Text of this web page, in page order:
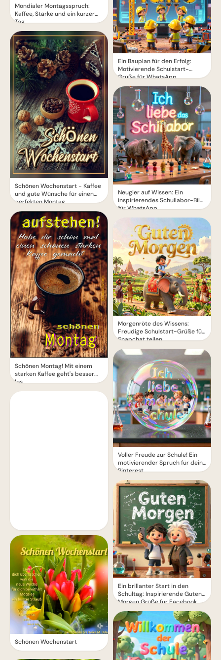
Mondialer Montagsspruch:
Kaffee, Stärke und ein kurzer
Tag
Schönen Wochenstart - Kaffee
und gute Wünsche für einen
perfekten Montag
Schönen Montag! Mit einem
starken Kaffee geht's besser
los
Schönen Wochenstart
Ein Bauplan für den Erfolg:
Motivierende Schulstart-
Grüße für WhatsApp
Neugier auf Wissen: Ein
inspirierendes Schullabor-Bild
für WhatsApp
Morgenröte des Wissens:
Freudige Schulstart-Grüße für
Snapchat teilen
Voller Freude zur Schule! Ein
motivierender Spruch für dein
Pinterest
Ein brillanter Start in den
Schultag: Inspirierende Guten
Morgen Grüße für Facebook